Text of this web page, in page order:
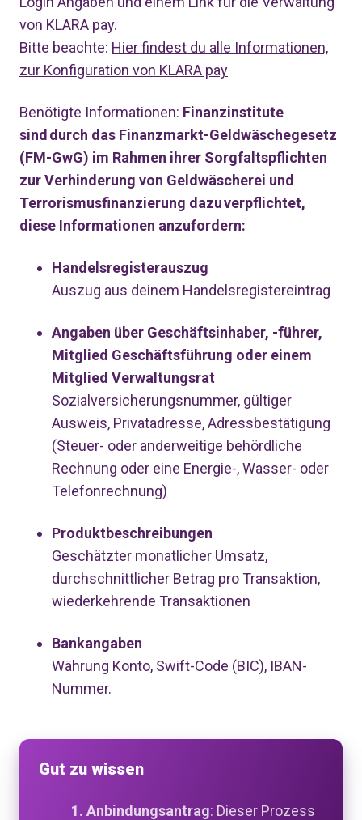
von KLARA pay.
Bitte beachte: Hier findest du alle Informationen,
zur Konfiguration von KLARA pay
Benötigte Informationen: Finanzinstitute
sind durch das Finanzmarkt-Geldwäschegesetz
(FM-GwG) im Rahmen ihrer Sorgfaltspflichten
zur Verhinderung von Geldwäscherei und
Terrorismusfinanzierung dazu verpflichtet,
diese Informationen anzufordern:
Handelsregisterauszug
Auszug aus deinem Handelsregistereintrag
Angaben über Geschäftsinhaber, -führer,
Mitglied Geschäftsführung oder einem
Mitglied Verwaltungsrat
Sozialversicherungsnummer, gültiger
Ausweis, Privatadresse, Adressbestätigung
(Steuer- oder anderweitige behördliche
Rechnung oder eine Energie-, Wasser- oder
Telefonrechnung)
Produktbeschreibungen
Geschätzter monatlicher Umsatz,
durchschnittlicher Betrag pro Transaktion,
wiederkehrende Transaktionen
Bankangaben
Währung Konto, Swift-Code (BIC), IBAN-
Nummer.
Gut zu wissen
1. Anbindungsantrag: Dieser Prozess